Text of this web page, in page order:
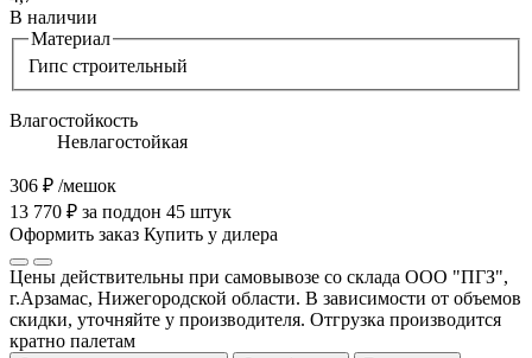
В наличии
Материал
Гипс строительный
Влагостойкость
Невлагостойкая
306 ₽ /мешок
13 770 ₽ за поддон 45 штук
Оформить заказ Купить у дилера
Цены действительны при самовывозе со склада ООО "ПГЗ",
г.Арзамас, Нижегородской области. В зависимости от объемов
скидки, уточняйте у производителя. Отгрузка производится
кратно палетам